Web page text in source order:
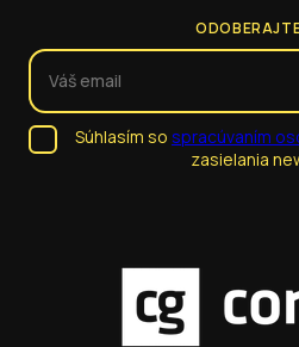
Súhlasím so spracúvaním
zasielania